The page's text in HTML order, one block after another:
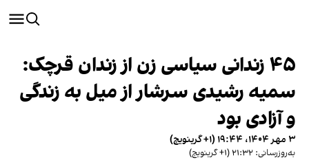
۴۵ زندانی سیاسی زن از زندان قرچک:
سمیه رشیدی سرشار از میل به زندگی
و آزادی بود
۳ مهر ۱۴۰۴، ۱۹:۴۴ (‎+۱ گرینویچ)
به‌روزرسانی: ۲۱:۳۲ (‎+۱ گرینویچ)